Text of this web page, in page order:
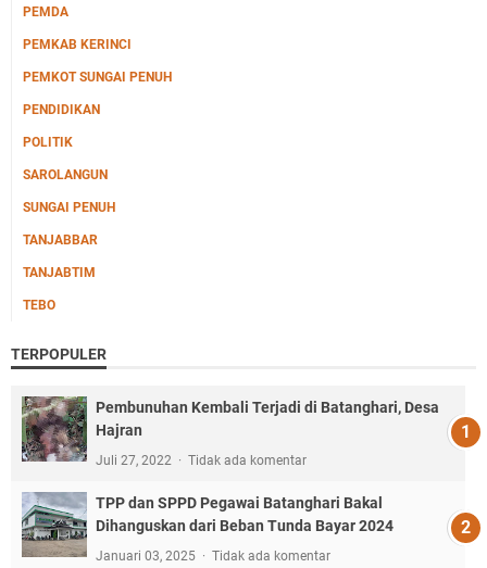
PEMDA
PEMKAB KERINCI
PEMKOT SUNGAI PENUH
PENDIDIKAN
POLITIK
SAROLANGUN
SUNGAI PENUH
TANJABBAR
TANJABTIM
TEBO
TERPOPULER
Pembunuhan Kembali Terjadi di Batanghari, Desa
Hajran
Juli 27, 2022 Tidak ada komentar
TPP dan SPPD Pegawai Batanghari Bakal
Dihanguskan dari Beban Tunda Bayar 2024
Januari 03, 2025 Tidak ada komentar